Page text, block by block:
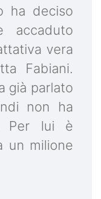
ha deciso
accaduto
vera
Fabiani.
già parlato
non ha
Per lui è
un milione